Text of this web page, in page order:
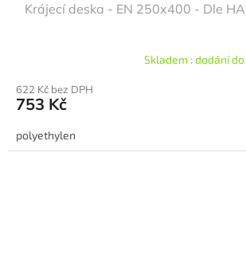
Krájecí deska - EN 250x400 - Dle
Skladem : dodání
622 Kč bez DPH
753 Kč
polyethylen